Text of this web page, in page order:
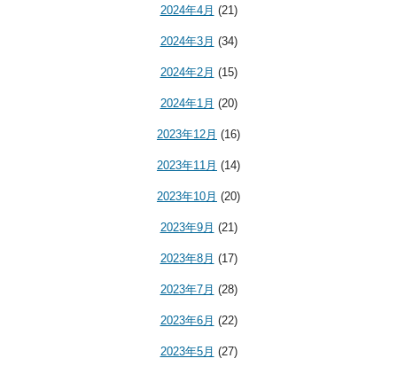
2024年4月 (21)
2024年3月 (34)
2024年2月 (15)
2024年1月 (20)
2023年12月 (16)
2023年11月 (14)
2023年10月 (20)
2023年9月 (21)
2023年8月 (17)
2023年7月 (28)
2023年6月 (22)
2023年5月 (27)